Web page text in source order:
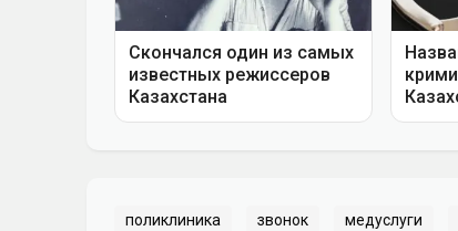
поликлиника звонок медуслуги